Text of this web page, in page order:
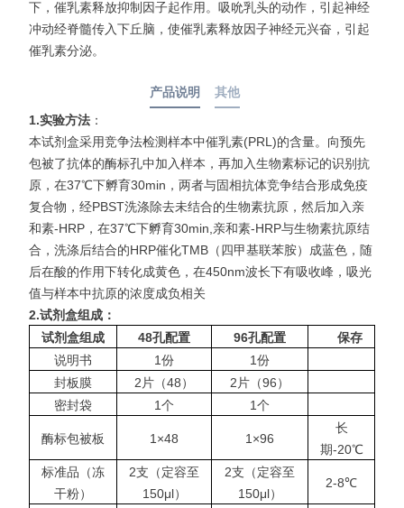
下，催乳素释放抑制因子起作用。吸吮乳头的动作，引起神经
冲动经脊髓传入下丘脑，使催乳素释放因子神经元兴奋，引起
催乳素分泌。
产品说明 其他
1.实验方法 ：
本试剂盒采用竞争法检测样本中催乳素(PRL)的含量。向预先
包被了抗体的酶标孔中加入样本，再加入生物素标记的识别抗
原，在37℃下孵育30min，两者与固相抗体竞争结合形成免疫
复合物，经PBST洗涤除去未结合的生物素抗原，然后加入亲
和素-HRP，在37℃下孵育30min,亲和素-HRP与生物素抗原结
合，洗涤后结合的HRP催化TMB（四甲基联苯胺）成蓝色，随
后在酸的作用下转化成黄色，在450nm波长下有吸收峰，吸光
值与样本中抗原的浓度成负相关
2.试剂盒组成：
试剂盒组成
48孔配置 96孔配置
保存
说明书
1份
1份
封板膜
2片（48）
2片（96）
密封袋
1个 1个
酶标包被板 1×48 1×96
长
期-20℃
标准品（冻
干粉）
2支（定容至
150μl）
2支（定容至
150μl）
2-8℃